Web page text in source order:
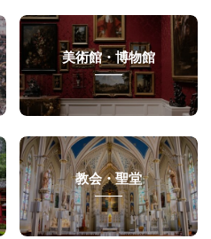
美術館・博物館
教会・聖堂